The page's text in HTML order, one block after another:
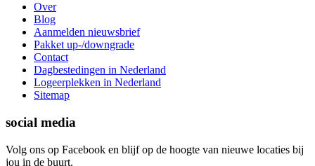
Over
Blog
Aanmelden nieuwsbrief
Pakket up-/downgrade
Contact
Dagbestedingen in Nederland
Logeerplekken in Nederland
Sitemap
social media
Volg ons op Facebook en blijf op de hoogte van nieuwe locaties bij
jou in de buurt.